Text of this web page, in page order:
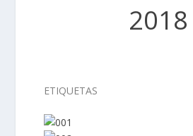
2018
ETIQUETAS